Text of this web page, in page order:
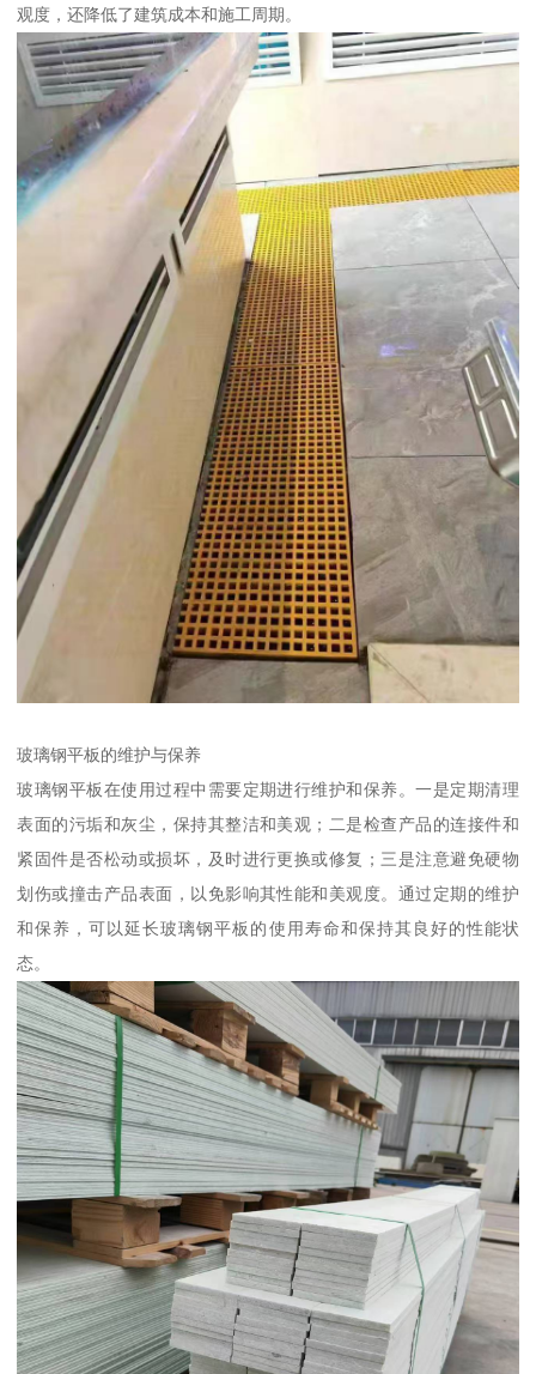
观度，还降低了建筑成本和施工周期。
玻璃钢平板的维护与保养
玻璃钢平板在使用过程中需要定期进行维护和保养。一是定期清理
表面的污垢和灰尘，保持其整洁和美观；二是检查产品的连接件和
紧固件是否松动或损坏，及时进行更换或修复；三是注意避免硬物
划伤或撞击产品表面，以免影响其性能和美观度。通过定期的维护
和保养，可以延长玻璃钢平板的使用寿命和保持其良好的性能状
态。